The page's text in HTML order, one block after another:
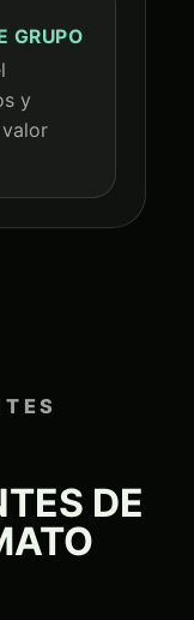
GRUPO
y
DE